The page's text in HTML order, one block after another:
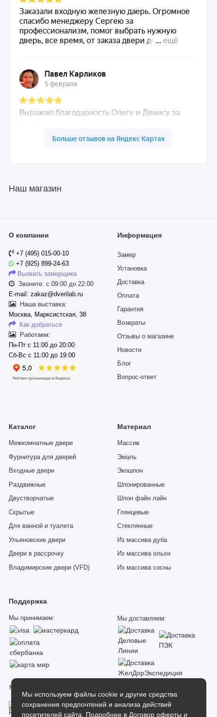
Наш магазин
Мы используем файлы cookie и другие средства
сохранения предпочтений и анализа действий
посетителей сайта. Подробнее в Договор оферты и
О компании
+7 (495) 015-00-10
+7 (925) 899-24-63
Вызвать замерщика
Звоните: с 09:00 до 22:00
E-mail: zakaz@dverilab.ru
Наша выставка:
Москва, Марксистская, 38
Как добраться
Работаем:
Пн-Пт с 11:00 до 20:00
Сб-Вс с 11:00 до 19:00
Информация
Замер
Установка
Доставка
Оплата
Гарантия
Возвраты
Отзывы о магазине
Новости
Блог
Вопрос-ответ
Каталог
Межкомнатные двери
Фурнитура для дверей
Входные двери
Раздвижные
Двустворчатые
Скрытые
Для ванной и туалета
Ульяновские двери
Двери в рассрочку
Владимирские двери (VFD)
Материал
Массив
Эмаль
Экошпон
Шпонированные
Шпон файн лайн
Глянцевые
Стеклянные
Из массива дуба
Из массива ольхи
Из массива сосны
Поддержка
Мы принимаем: Мы доставляем:
Мы в соцсетях: